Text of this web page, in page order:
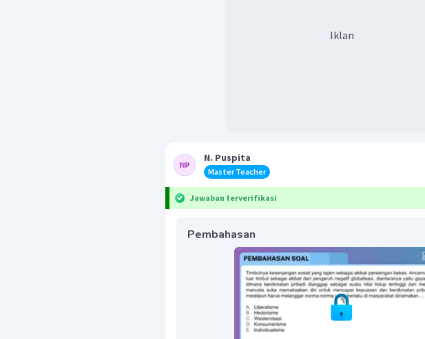
Iklan
N. Puspita
Master Teacher
Jawaban terverifikasi
Pembahasan